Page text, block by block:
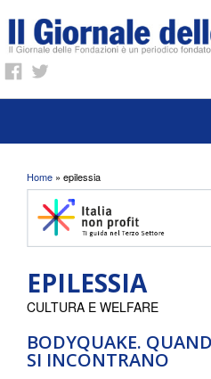
Tu sei qui
Home » epilessia
EPILESSIA
BODYQUAKE.
SI INCONTRANO
CULTURA E WELFARE